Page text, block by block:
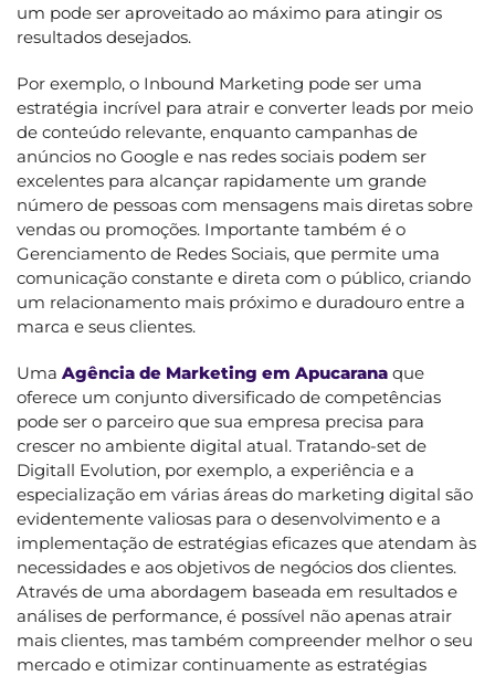
um pode ser aproveitado ao máximo para atingir os
resultados desejados.
Por exemplo, o Inbound Marketing pode ser uma
estratégia incrível para atrair e converter leads por meio
de conteúdo relevante, enquanto campanhas de
anúncios no Google e nas redes sociais podem ser
excelentes para alcançar rapidamente um grande
número de pessoas com mensagens mais diretas sobre
vendas ou promoções. Importante também é o
Gerenciamento de Redes Sociais, que permite uma
comunicação constante e direta com o público, criando
um relacionamento mais próximo e duradouro entre a
marca e seus clientes.
Uma Agência de Marketing em Apucarana que
oferece um conjunto diversificado de competências
pode ser o parceiro que sua empresa precisa para
crescer no ambiente digital atual. Tratando-set de
Digitall Evolution, por exemplo, a experiência e a
especialização em várias áreas do marketing digital são
evidentemente valiosas para o desenvolvimento e a
implementação de estratégias eficazes que atendam às
necessidades e aos objetivos de negócios dos clientes.
Através de uma abordagem baseada em resultados e
análises de performance, é possível não apenas atrair
mais clientes, mas também compreender melhor o seu
mercado e otimizar continuamente as estratégias